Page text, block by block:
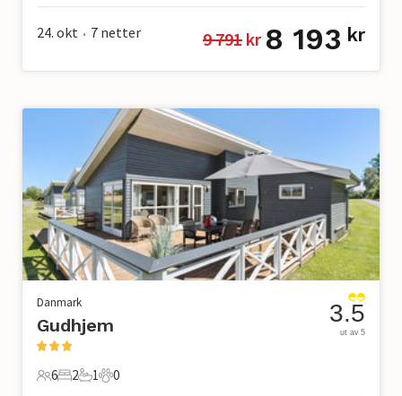
24. okt • 7 netter 9 791 kr 8 193 kr
Danmark
Gudhjem
6 Gjester
6
2 Soverom
2
1 Bad
1
0 Kjæledyr
0
3.5
ut av 5